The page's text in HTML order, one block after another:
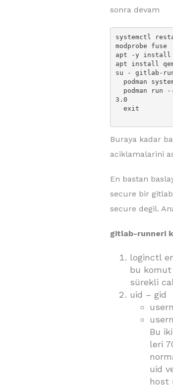
sonra devam
systemctl
modprobe fuse
apt -y install
apt install
su - gitlab-
3.0
Buraya kadar
aciklamalarini
En bastan
secure bir
secure degil.
gitlab-runneri
loginctl
bu komut
sürekli
uid – gid
Bu
leri
uid
host